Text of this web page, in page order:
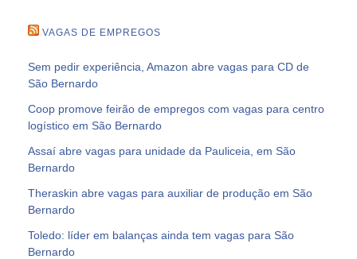
VAGAS DE EMPREGOS
Sem pedir experiência, Amazon abre vagas para CD de
São Bernardo
Coop promove feirão de empregos com vagas para centro
logístico em São Bernardo
Assaí abre vagas para unidade da Pauliceia, em São
Bernardo
Theraskin abre vagas para auxiliar de produção em São
Bernardo
Toledo: líder em balanças ainda tem vagas para São
Bernardo